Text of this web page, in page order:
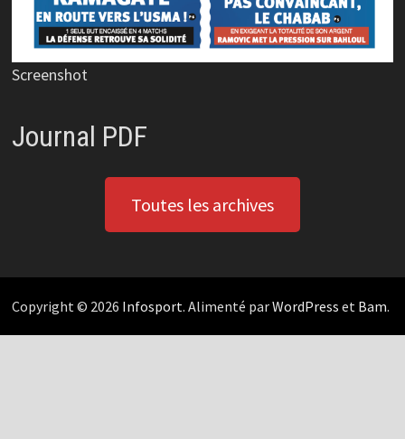
Screenshot
Journal PDF
Toutes les archives
Copyright © 2026 Infosport. Alimenté parWordPress et Bam.